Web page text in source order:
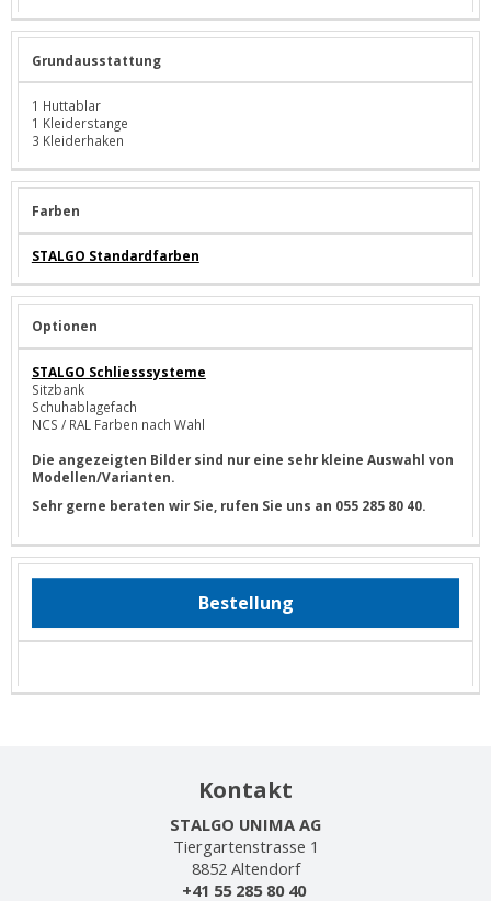
Grundausstattung
1 Huttablar
1 Kleiderstange
3 Kleiderhaken
Farben
STALGO Standardfarben
Optionen
STALGO Schliesssysteme
Sitzbank
Schuhablagefach
NCS / RAL Farben nach Wahl
Die angezeigten Bilder sind nur eine sehr kleine Auswahl von
Modellen/Varianten.
Sehr gerne beraten wir Sie, rufen Sie uns an 055 285 80 40.
Bestellung
Kontakt
STALGO UNIMA AG
Tiergartenstrasse 1
8852 Altendorf
+41 55 285 80 40